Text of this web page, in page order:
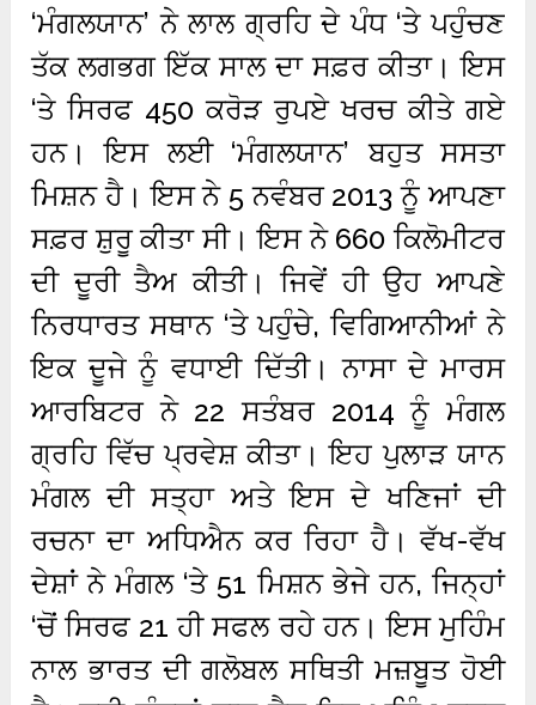
‘ਮੰਗਲਯਾਨ’ ਨੇ ਲਾਲ ਗ੍ਰਹਿ ਦੇ ਪੰਧ ‘ਤੇ ਪਹੁੰਚਣ
ਤੱਕ ਲਗਭਗ ਇੱਕ ਸਾਲ ਦਾ ਸਫ਼ਰ ਕੀਤਾ। ਇਸ
‘ਤੇ ਸਿਰਫ 450 ਕਰੋੜ ਰੁਪਏ ਖਰਚ ਕੀਤੇ ਗਏ
ਹਨ। ਇਸ ਲਈ ‘ਮੰਗਲਯਾਨ’ ਬਹੁਤ ਸਸਤਾ
ਮਿਸ਼ਨ ਹੈ। ਇਸ ਨੇ 5 ਨਵੰਬਰ 2013 ਨੂੰ ਆਪਣਾ
ਸਫ਼ਰ ਸ਼ੁਰੂ ਕੀਤਾ ਸੀ। ਇਸ ਨੇ 660 ਕਿਲੋਮੀਟਰ
ਦੀ ਦੂਰੀ ਤੈਅ ਕੀਤੀ। ਜਿਵੇਂ ਹੀ ਉਹ ਆਪਣੇ
ਨਿਰਧਾਰਤ ਸਥਾਨ ‘ਤੇ ਪਹੁੰਚੇ, ਵਿਗਿਆਨੀਆਂ ਨੇ
ਇਕ ਦੂਜੇ ਨੂੰ ਵਧਾਈ ਦਿੱਤੀ। ਨਾਸਾ ਦੇ ਮਾਰਸ
ਆਰਬਿਟਰ ਨੇ 22 ਸਤੰਬਰ 2014 ਨੂੰ ਮੰਗਲ
ਗ੍ਰਹਿ ਵਿੱਚ ਪ੍ਰਵੇਸ਼ ਕੀਤਾ। ਇਹ ਪੁਲਾੜ ਯਾਨ
ਮੰਗਲ ਦੀ ਸਤ੍ਹਾ ਅਤੇ ਇਸ ਦੇ ਖਣਿਜਾਂ ਦੀ
ਰਚਨਾ ਦਾ ਅਧਿਐਨ ਕਰ ਰਿਹਾ ਹੈ। ਵੱਖ-ਵੱਖ
ਦੇਸ਼ਾਂ ਨੇ ਮੰਗਲ ‘ਤੇ 51 ਮਿਸ਼ਨ ਭੇਜੇ ਹਨ, ਜਿਨ੍ਹਾਂ
‘ਚੋਂ ਸਿਰਫ 21 ਹੀ ਸਫਲ ਰਹੇ ਹਨ। ਇਸ ਮੁਹਿੰਮ
ਨਾਲ ਭਾਰਤ ਦੀ ਗਲੋਬਲ ਸਥਿਤੀ ਮਜ਼ਬੂਤ ​​ਹੋਈ